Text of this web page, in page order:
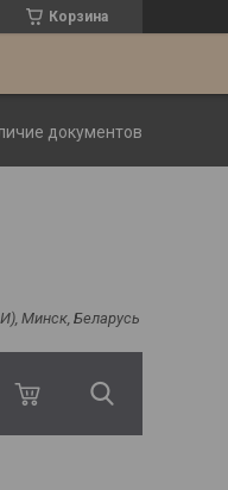
Корзина
документов
Минск, Беларусь